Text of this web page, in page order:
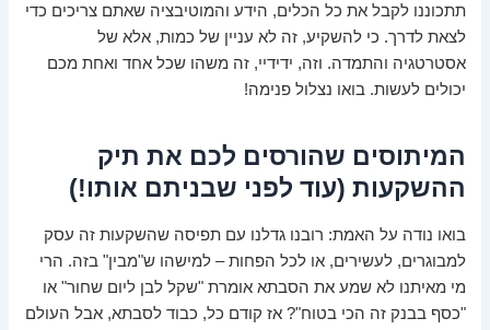
תתכוננו לקבל את כל הכלים, הידע והמוטיבציה שאתם צריכים כדי
לצאת לדרך. כי להשקיע, זה לא עניין של כמות, אלא של
אסטרטגיה והתמדה. וזה, ידידיי, זה משהו שכל אחד ואחת מכם
יכולים לעשות. בואו נצלול פנימה!
המיתוסים שהורסים לכם את תיק
ההשקעות (עוד לפני שבניתם אותו!)
בואו נודה על האמת: רובנו גדלנו עם תפיסה שהשקעות זה עסק
למבוגרים, לעשירים, או לכל הפחות – למישהו ש"מבין" בזה. הרי
מי מאיתנו לא שמע את הסבתא אומרת "שקל לבן ליום שחור" או
"כסף בבנק זה הכי בטוח"? אז קודם כל, כבוד לסבתא, אבל העולם